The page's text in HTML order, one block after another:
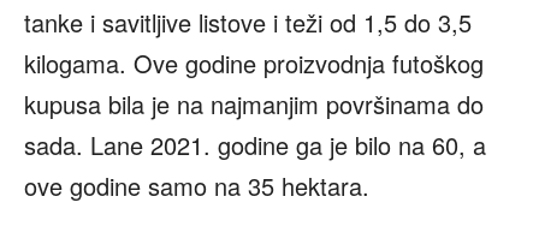
tanke i savitljive listove i teži od 1,5 do 3,5
kilogama. Ove godine proizvodnja futoškog
kupusa bila je na najmanjim površinama do
sada. Lane 2021. godine ga je bilo na 60, a
ove godine samo na 35 hektara.